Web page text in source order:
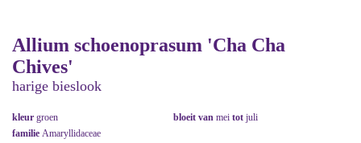
Allium schoenoprasum 'Cha Cha
Chives'
harige bieslook
kleur groen bloeit van mei tot juli
familie Amaryllidaceae